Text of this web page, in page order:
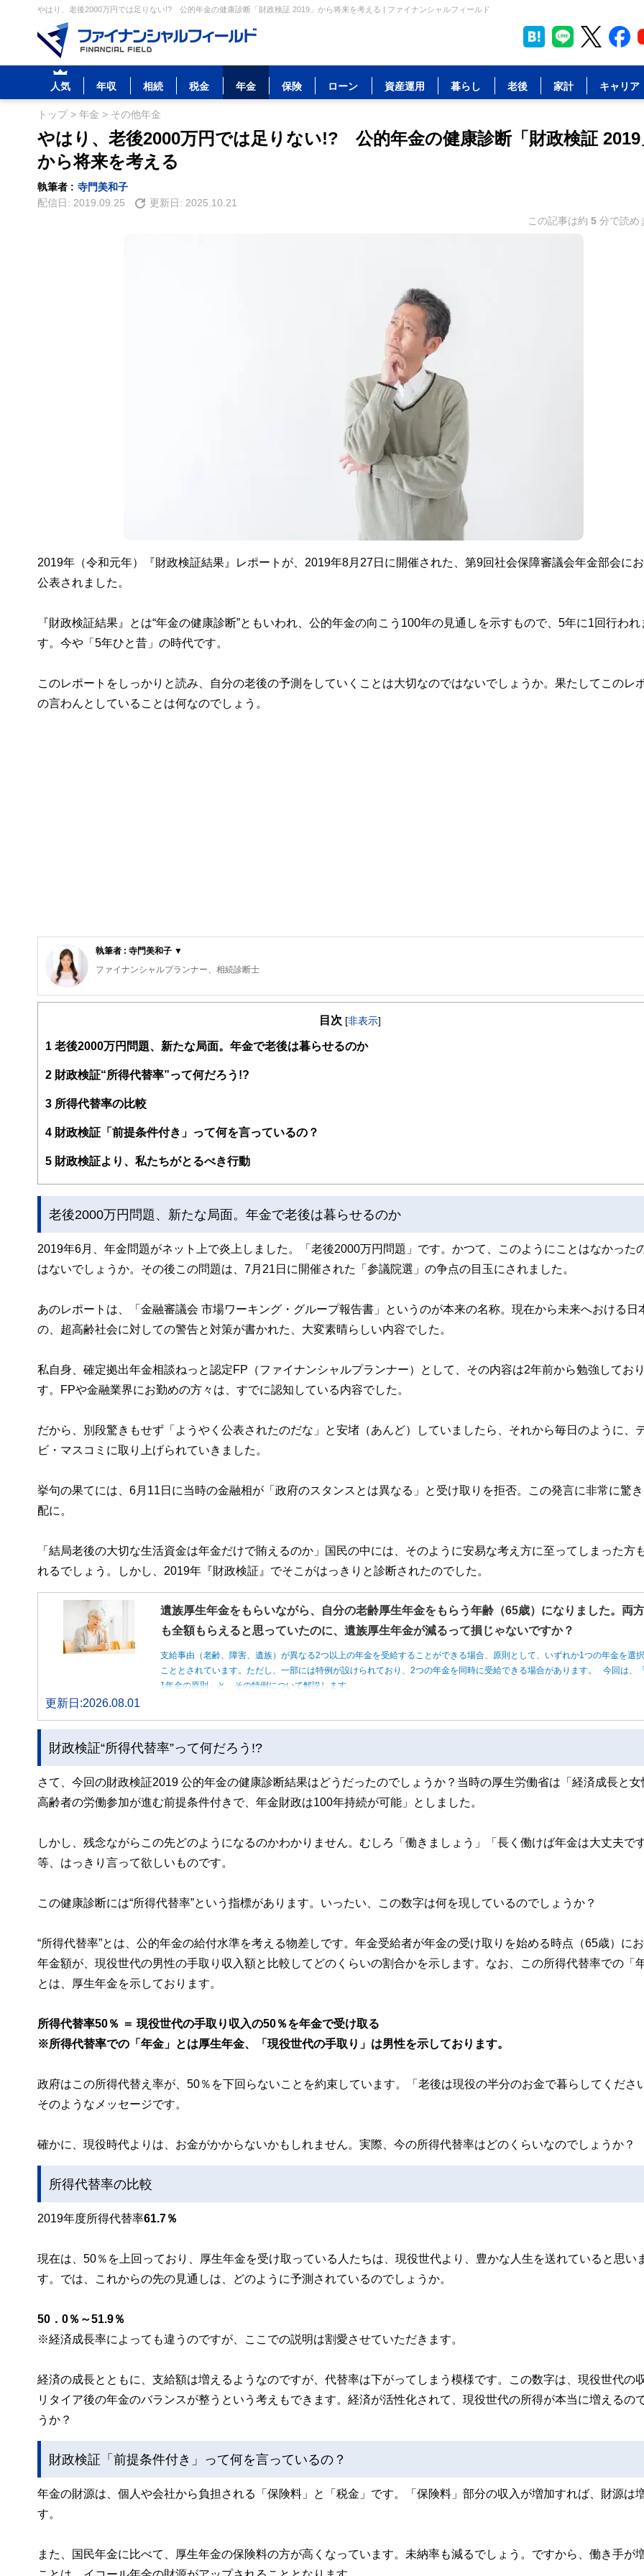
やはり、老後2000万円では足りない!? 公的年金の健康診断「財政検証 2019」から将来を考える | ファイナンシャルフィールド
人気 年収 相続 税金 年金 保険 ローン 資産運用 暮らし 老後 家計 キャリア
トップ> 年金 > その他年金
やはり、老後2000万円では足りない!? 公的年金の健康診断「財政検証 2019
から将来を考える
執筆者 : 寺門美和子
配信日: 2019.09.25 更新日: 2025.10.21
この記事は約 5 分で読め
2019年（令和元年）『財政検証結果』レポートが、2019年8月27日に開催された、第9回社会保障審議会年金部会に
公表されました。
『財政検証結果』とは“年金の健康診断”ともいわれ、公的年金の向こう100年の見通しを示すもので、5年に1回行われ
す。今や「5年ひと昔」の時代です。
このレポートをしっかりと読み、自分の老後の予測をしていくことは大切なのではないでしょうか。果たしてこのレ
の言わんとしていることは何なのでしょう。
執筆者 : 寺門美和子 ▼
ファイナンシャルプランナー、相続診断士
公的保険アドバイザー／確定拠出年金相談ねっと認定FP
大手流通業界系のファッションビジネスを12年経験。ビジネスの面白さを体感するが、結婚を機に退職。その後夫の仕事（整体）で、主にマ
は資格を有しておらず『資格の大切さ』を実感し『人生のやり直し』を決意。自らの経験を活かした夫婦問題カウンセラーの資格を目指す中
だと心とお金』の幸せは三つ巴。からだと心の癒しや健康法は巷に情報が充実し身近なのに、なぜお金や資産の事はこんなに解りづらいのだろ
式、40歳を迎えたことを機に女性が資産運用について学び直す提案業務を行っている。
※確定拠出年金相談ねっと https://wiselife.biz/fp/mterakado/
目次 [非表示]
1 老後2000万円問題、新たな局面。年金で老後は暮らせるのか
2 財政検証“所得代替率”って何だろう!?
3 所得代替率の比較
4 財政検証「前提条件付き」って何を言っているの？
5 財政検証より、私たちがとるべき行動
老後2000万円問題、新たな局面。年金で老後は暮らせるのか
2019年6月、年金問題がネット上で炎上しました。「老後2000万円問題」です。かつて、このようにことはなかった
はないでしょうか。その後この問題は、7月21日に開催された「参議院選」の争点の目玉にされました。
あのレポートは、「金融審議会 市場ワーキング・グループ報告書」というのが本来の名称。現在から未来へおける日
の、超高齢社会に対しての警告と対策が書かれた、大変素晴らしい内容でした。
私自身、確定拠出年金相談ねっと認定FP（ファイナンシャルプランナー）として、その内容は2年前から勉強してお
す。FPや金融業界にお勤めの方々は、すでに認知している内容でした。
だから、別段驚きもせず「ようやく公表されたのだな」と安堵（あんど）していましたら、それから毎日のように、
ビ・マスコミに取り上げられていきました。
挙句の果てには、6月11日に当時の金融相が「政府のスタンスとは異なる」と受け取りを拒否。この発言に非常に驚
配に。
「結局老後の大切な生活資金は年金だけで賄えるのか」国民の中には、そのように安易な考え方に至ってしまった方
れるでしょう。しかし、2019年『財政検証』でそこがはっきりと診断されたのでした。
遺族厚生年金をもらいながら、自分の老齢厚生年金をもらう年齢（65歳）になりました。両
も全額もらえると思っていたのに、遺族厚生年金が減るって損じゃないですか？
支給事由（老齢、障害、遺族）が異なる2つ以上の年金を受給することができる場合、原則として、いずれか1つの年金を選
こととされています。ただし、一部には特例が設けられており、2つの年金を同時に受給できる場合があります。 今回は、
1年金の原則」と、その特例について解説します。
更新日:2026.08.01
財政検証“所得代替率”って何だろう!?
さて、今回の財政検証2019 公的年金の健康診断結果はどうだったのでしょうか？当時の厚生労働省は「経済成長と女
高齢者の労働参加が進む前提条件付きで、年金財政は100年持続が可能」としました。
しかし、残念ながらこの先どのようになるのかわかりません。むしろ「働きましょう」「長く働けば年金は大丈夫です
等、はっきり言って欲しいものです。
この健康診断には“所得代替率”という指標があります。いったい、この数字は何を現しているのでしょうか？
“所得代替率”とは、公的年金の給付水準を考える物差しです。年金受給者が年金の受け取りを始める時点（65歳）に
年金額が、現役世代の男性の手取り収入額と比較してどのくらいの割合かを示します。なお、この所得代替率での「年
とは、厚生年金を示しております。
所得代替率50％ ＝ 現役世代の手取り収入の50％を年金で受け取る
※所得代替率での「年金」とは厚生年金、「現役世代の手取り」は男性を示しております。
政府はこの所得代替え率が、50％を下回らないことを約束しています。「老後は現役の半分のお金で暮らしてくださ
そのようなメッセージです。
確かに、現役時代よりは、お金がかからないかもしれません。実際、今の所得代替率はどのくらいなのでしょうか？
所得代替率の比較
2019年度所得代替率61.7％
現在は、50％を上回っており、厚生年金を受け取っている人たちは、現役世代より、豊かな人生を送れていると思い
す。では、これからの先の見通しは、どのように予測されているのでしょうか。
50．0％～51.9％
※経済成長率によっても違うのですが、ここでの説明は割愛させていただきます。
経済の成長とともに、支給額は増えるようなのですが、代替率は下がってしまう模様です。この数字は、現役世代の
リタイア後の年金のバランスが整うという考えもできます。経済が活性化されて、現役世代の所得が本当に増えるの
うか？
財政検証「前提条件付き」って何を言っているの？
年金の財源は、個人や会社から負担される「保険料」と「税金」です。「保険料」部分の収入が増加すれば、財源は
す。
また、国民年金に比べて、厚生年金の保険料の方が高くなっています。未納率も減るでしょう。ですから、働き手が